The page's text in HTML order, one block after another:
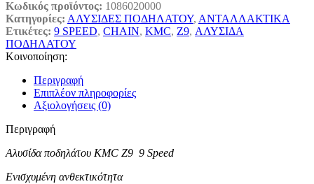
Κωδικός προϊόντος: 1086020000
Κατηγορίες: ΑΛΥΣΙΔΕΣ ΠΟΔΗΛΑΤΟΥ, ΑΝΤΑΛΛΑΚΤΙΚΑ
Ετικέτες: 9 SPEED, CHAIN, KMC, Z9, ΑΛΥΣΙΔΑ
ΠΟΔΗΛΑΤΟΥ
Κοινοποίηση:
Περιγραφή
Επιπλέον πληροφορίες
Αξιολογήσεις (0)
Περιγραφή
Αλυσίδα ποδηλάτου KMC Z9 9 Speed
Ενισχυμένη ανθεκτικότητα